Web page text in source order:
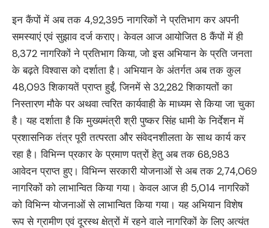
इन कैंपों में अब तक 4,92,395 नागरिकों ने प्रतिभाग कर अपनी
समस्याएं एवं सुझाव दर्ज कराए। केवल आज आयोजित 8 कैंपों में ही
8,372 नागरिकों ने प्रतिभाग किया, जो इस अभियान के प्रति जनता
के बढ़ते विश्वास को दर्शाता है। अभियान के अंतर्गत अब तक कुल
48,093 शिकायतें प्राप्त हुईं, जिनमें से 32,282 शिकायतों का
निस्तारण मौके पर अथवा त्वरित कार्यवाही के माध्यम से किया जा चुका
है। यह दर्शाता है कि मुख्यमंत्री श्री पुष्कर सिंह धामी के निर्देशन में
प्रशासनिक तंत्र पूरी तत्परता और संवेदनशीलता के साथ कार्य कर
रहा है। विभिन्न प्रकार के प्रमाण पत्रों हेतु अब तक 68,983
आवेदन प्राप्त हुए। विभिन्न सरकारी योजनाओं से अब तक 2,74,069
नागरिकों को लाभान्वित किया गया। केवल आज ही 5,014 नागरिकों
को विभिन्न योजनाओं से लाभान्वित किया गया। यह अभियान विशेष
रूप से ग्रामीण एवं दूरस्थ क्षेत्रों में रहने वाले नागरिकों के लिए अत्यंत